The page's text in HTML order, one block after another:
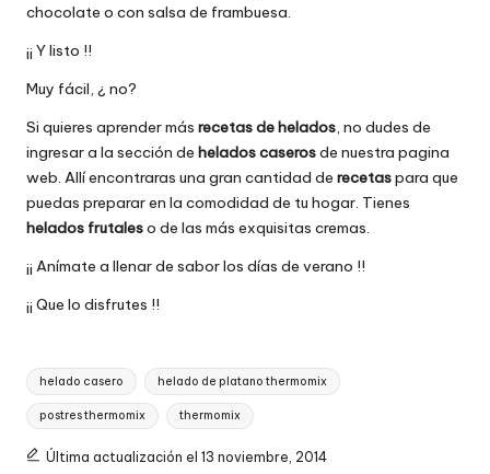
chocolate o con salsa de frambuesa.
¡¡ Y listo !!
Muy fácil, ¿ no?
Si quieres aprender más recetas de helados, no dudes de
ingresar a la sección de helados caserosde nuestra pagina
web. Allí encontraras una gran cantidad de recetaspara que
puedas preparar en la comodidad de tu hogar. Tienes
helados frutaleso de las más exquisitas cremas.
¡¡ Anímate a llenar de sabor los días de verano !!
¡¡ Que lo disfrutes !!
Etiquetas:
helado casero helado de platano thermomix
postres thermomix thermomix
Última actualización el 13 noviembre, 2014